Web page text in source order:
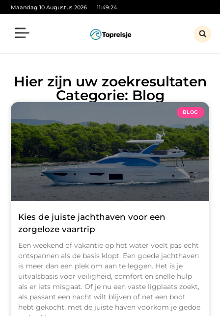
Maandag 10 Augustus 2026 11:49:24
Hier zijn uw zoekresultaten
Categorie: Blog
BLOG
Kies de juiste jachthaven voor een
zorgeloze vaartrip
Een weekend of vakantie op het water voelt pas echt
ontspannen als de basis klopt. Een goede jachthaven
is meer dan een plek om aan te leggen. Het is je
uitvalsbasis voor veiligheid, comfort en snelle hulp
als er iets misgaat. Of je nu een vaste ligplaats zoekt,
als passant een nacht wilt blijven of net een boot
hebt gekocht, met de juiste haven voorkom je gedoe